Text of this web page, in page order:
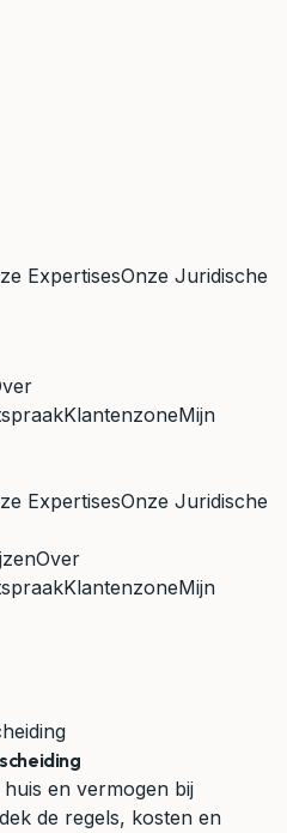
ExpertisesOnze Juridische
KlantenzoneMijn
ExpertisesOnze Juridische
Over
KlantenzoneMijn
en vermogen bij
de regels, kosten en